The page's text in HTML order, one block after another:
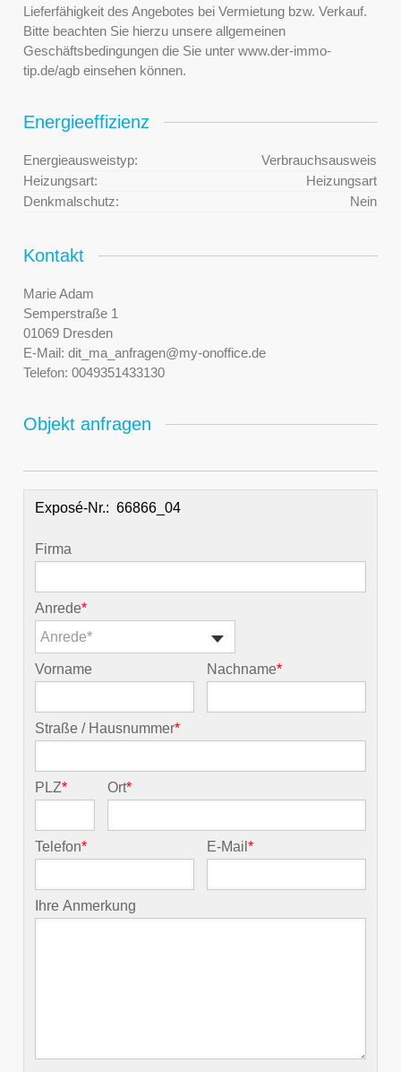
Lieferfähigkeit des Angebotes bei Vermietung bzw. Verkauf.
Bitte beachten Sie hierzu unsere allgemeinen
Geschäftsbedingungen die Sie unter www.der-immo-
tip.de/agb einsehen können.
Energieeffizienz
Energieausweistyp:
Verbrauchsausweis
Heizungsart:
Heizungsart
Denkmalschutz:
Nein
Kontakt
Marie Adam
Semperstraße 1
01069 Dresden
E-Mail: dit_ma_anfragen@my-onoffice.de
Telefon: 0049351433130
Objekt anfragen
Exposé-Nr.:
Firma
Anrede*
Anrede*
Vorname Nachname*
Straße / Hausnummer*
PLZ* Ort*
Telefon* E-Mail*
Ihre Anmerkung